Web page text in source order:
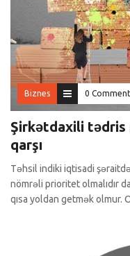
Biznes 0
Şirkətdaxili
qarşı
Təhsil indiki iqtisadi
nömrəli prioritet olmalıdır
qısa yoldan getmək olmur.